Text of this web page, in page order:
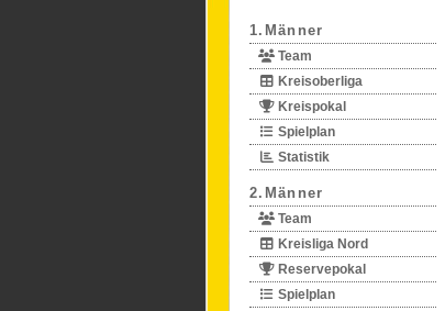
1.Männer
Team
Kreisoberliga
Kreispokal
Spielplan
Statistik
2.Männer
Team
Kreisliga Nord
Reservepokal
Spielplan